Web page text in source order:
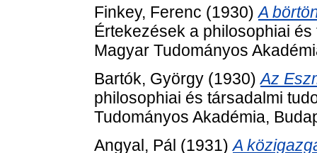
Finkey, Ferenc (1930)A
Értekezések a philosophiai
Magyar Tudományos
Bartók, György (1930)Az
philosophiai és társadalmi
Tudományos Akadémia,
Angyal, Pál (1931)A